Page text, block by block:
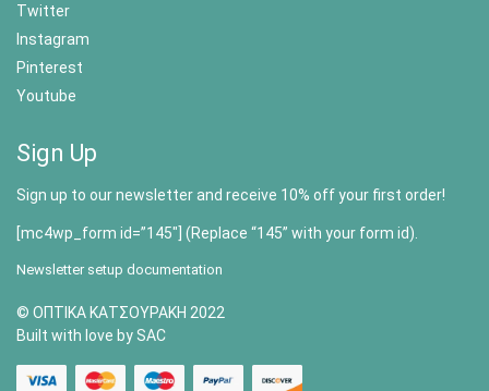
Twitter
Instagram
Pinterest
Youtube
Sign Up
Sign up to our newsletter and receive 10% off your first order!
[mc4wp_form id=”145″] (Replace “145” with your form id).
Newsletter setup documentation
© ΟΠΤΙΚΑ ΚΑΤΣΟΥΡΑΚΗ 2022
Built with love by SAC